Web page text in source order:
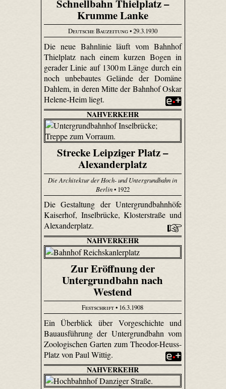
Schnellbahn Thielplatz –
Krumme Lanke
Deutsche Bauzeitung• 29.3.1930
Die neue Bahnlinie läuft vom Bahnhof
Thiel­platz nach einem kurzen Bogen in
gerader Linie auf 1300 m Länge durch ein
noch unbebautes Gelände der Domäne
Dahlem, in deren Mitte der Bahnhof Oskar
Helene-Heim liegt.
NAHVERKEHR
Strecke Leipziger Platz –
Alexanderplatz
Die Architektur der Hoch- und Untergrundbahn in
Berlin• 1922
Die Gestaltung der Untergrundbahnhöfe
Kaiserhof, Inselbrücke, Klosterstraße und
Alexanderplatz.
NAHVERKEHR
Zur Eröffnung der
Untergrundbahn nach
Westend
Festschrift• 16.3.1908
Ein Überblick über Vorgeschichte und
Bauausführung der Untergrundbahn vom
Zoologischen Garten zum Theodor-Heuss-
Platz von Paul Wittig.
NAHVERKEHR